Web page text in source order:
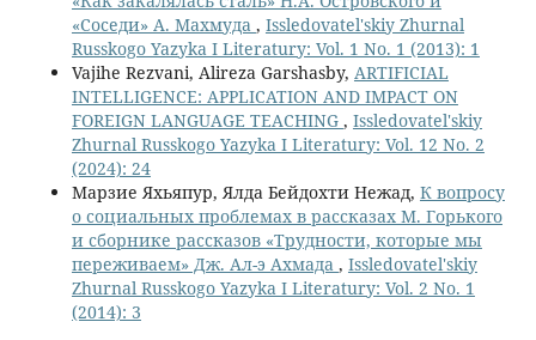
«Соседи» А. Махмуда , Issledovatel'skiy Zhurnal
Russkogo Yazyka I Literatury: Vol. 1 No. 1 (2013): 1
Vajihe Rezvani, Alireza Garshasby, ARTIFICIAL
INTELLIGENCE: APPLICATION AND IMPACT ON
FOREIGN LANGUAGE TEACHING , Issledovatel'skiy
Zhurnal Russkogo Yazyka I Literatury: Vol. 12 No. 2
(2024): 24
Марзие Яхьяпур, Ялда Бейдохти Нежад, К вопросу
о социальных проблемах в рассказах М. Горького
и сборнике рассказов «Трудности, которые мы
переживаем» Дж. Ал-э Ахмада , Issledovatel'skiy
Zhurnal Russkogo Yazyka I Literatury: Vol. 2 No. 1
(2014): 3